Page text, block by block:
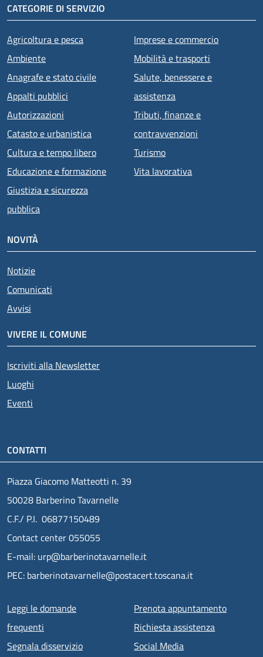
CATEGORIE DI SERVIZIO
Agricoltura e pesca
Ambiente
Anagrafe e stato civile
Appalti pubblici
Autorizzazioni
Catasto e urbanistica
Cultura e tempo libero
Educazione e formazione
Giustizia e sicurezza
pubblica
Imprese e commercio
Mobilità e trasporti
Salute, benessere e
assistenza
Tributi, finanze e
contravvenzioni
Turismo
Vita lavorativa
NOVITÀ
Notizie
Comunicati
Avvisi
VIVERE IL COMUNE
Iscriviti alla Newsletter
Luoghi
Eventi
CONTATTI
Piazza Giacomo Matteotti n. 39
50028 Barberino Tavarnelle
C.F./ P.I. 06877150489
Contact center 055055
E-mail: urp@barberinotavarnelle.it
PEC: barberinotavarnelle@postacert.toscana.it
Menu piè di pagina
Leggi le domande
frequenti
Segnala disservizio
Prenota appuntamento
Richiesta assistenza
Social Media